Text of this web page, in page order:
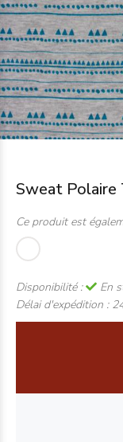
Sweat Polaire
Ce produit est
Disponibilité :
En
Délai d'expédition :